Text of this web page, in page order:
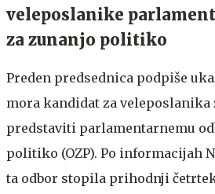
veleposlanike
za zunanjo politiko
Preden predsednica podpiše
mora kandidat za
predstaviti parlamentarnemu
politiko (OZP). Po informacijah
ta odbor stopila prihodnji